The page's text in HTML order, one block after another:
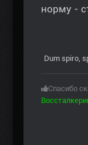
норму -
Dum spiro,
Спасибо